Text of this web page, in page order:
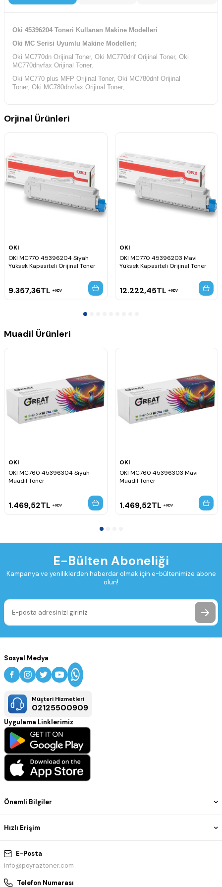
Oki 45396204 Toneri Kullanan Makine Modelleri
Oki MC Serisi Uyumlu Makine Modelleri;
Oki MC770dn Orijinal Toner, Oki MC770dnf Orijinal Toner, Oki
MC770dnvfax Orijinal Toner,
Oki MC770 plus MFP Orijinal Toner, Oki MC780dnf Orijinal
Toner, Oki MC780dnvfax Orijinal Toner,
Orjinal Ürünleri
OKI
OKI MC770 45396204 Siyah
Yüksek Kapasiteli Orijinal Toner
9.357,36TL KDV
OKI
OKI MC770 45396203 Mavi
Yüksek Kapasiteli Orijinal Toner
12.222,45TL KDV
Muadil Ürünleri
OKI
OKI MC760 45396304 Siyah
Muadil Toner
1.469,52TL KDV
OKI
OKI MC760 45396303 Mavi
Muadil Toner
1.469,52TL KDV
E-Bülten Aboneliği
Kampanya ve yeniliklerden haberdar olmak için e-bültenimize abone
olun!
E-Posta
info@poyraztoner.com
Telefon Numarası
Önemli Bilgiler
Hızlı Erişim
Sosyal Medya
Müşteri Hizmetleri
02125500909
Uygulama Linklerimiz